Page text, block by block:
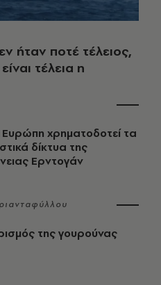
ήταν ποτέ τέλειος,
τέλεια η
χρηματοδοτεί τα
δίκτυα της
Ερντογάν
της γουρούνας